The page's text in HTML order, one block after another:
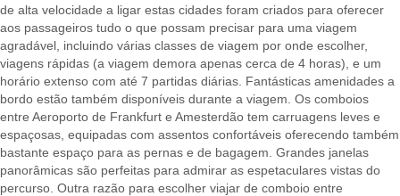
de alta velocidade a ligar estas cidades foram criados para oferecer
aos passageiros tudo o que possam precisar para uma viagem
agradável, incluindo várias classes de viagem por onde escolher,
viagens rápidas (a viagem demora apenas cerca de 4 horas), e um
horário extenso com até 7 partidas diárias. Fantásticas amenidades a
bordo estão também disponíveis durante a viagem. Os comboios
entre Aeroporto de Frankfurt e Amesterdão tem carruagens leves e
espaçosas, equipadas com assentos confortáveis oferecendo também
bastante espaço para as pernas e de bagagem. Grandes janelas
panorâmicas são perfeitas para admirar as espetaculares vistas do
percurso. Outra razão para escolher viajar de comboio entre